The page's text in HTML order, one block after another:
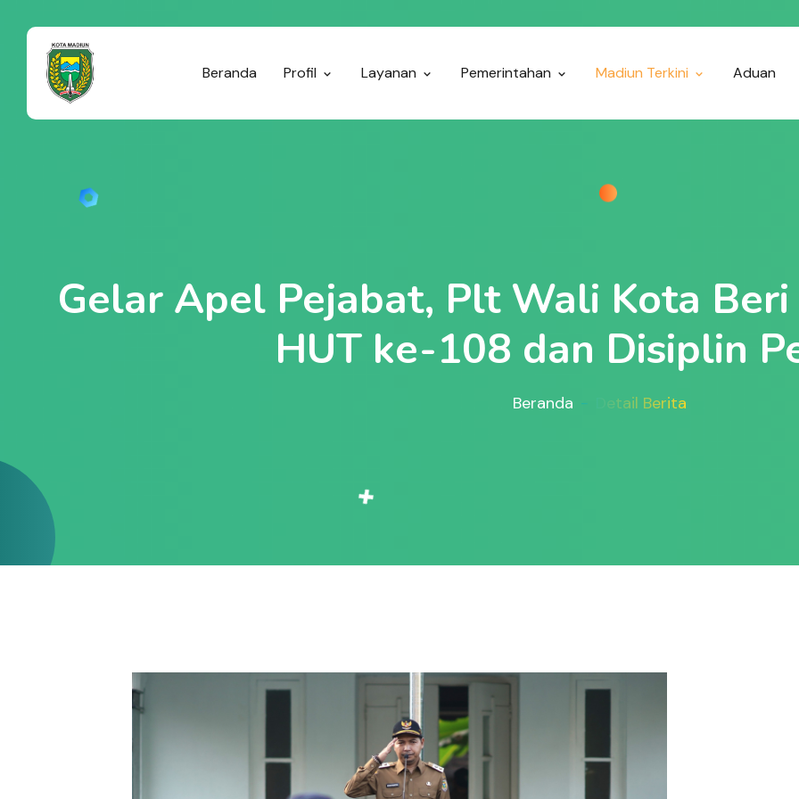
Beranda Profil Layanan Pemerintahan Madiun Terkini Aduan
Gelar Apel Pejabat, Plt Wali Kota
HUT ke-108 dan Disiplin
Beranda Detail Berita